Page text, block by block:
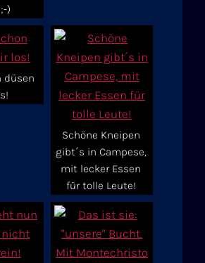
)
düsen
Schöne Kneipen
gibt´s in Campese,
mit lecker Essen
für tolle Leute!